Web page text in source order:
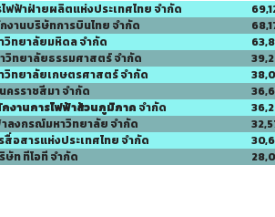
ฟ้าฝ่ายผลิตแห่งประเทศไทย จำกัด
านบริษัทการบินไทย จำกัด
ทยาลัยมหิดล จำกัด
ทยาลัยธรรมศาสตร์ จำกัด
ทยาลัยเกษตรศาสตร์ จำกัด
รราชสีมา จำกัด
งานการไฟฟ้าส้วนภูมิภาค จำกัด
งกรณ์มหาวิทยาลัย จำกัด
อสารแห่งประเทศไทย จำกัด
ท ทีโอที จำกัด